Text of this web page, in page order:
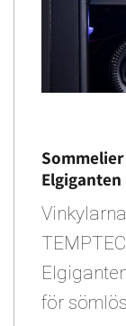
Sommelier
Elgiganten
för